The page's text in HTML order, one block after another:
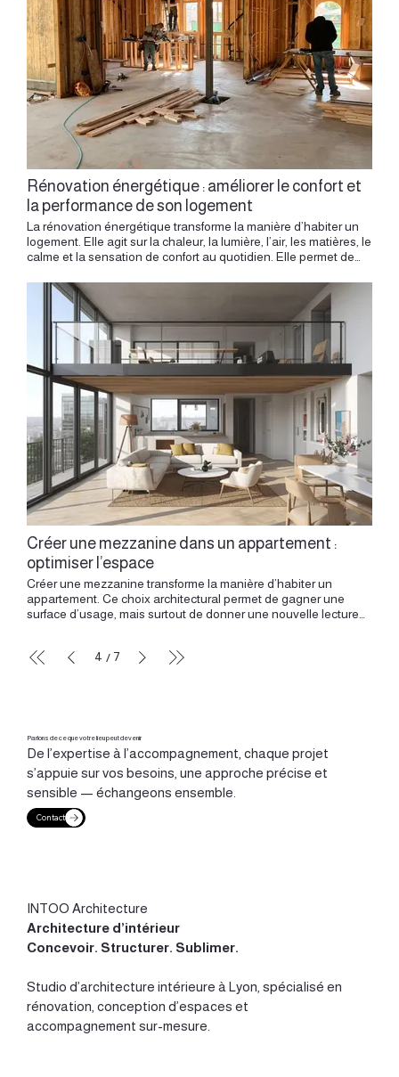
Rénovation énergétique : améliorer le confort et
la performance de son logement
La rénovation énergétique transforme la manière d’habiter un logement. Elle agit sur la chaleur, la lumière, l’air, les matières, le calme et la sensation de confort au quotidien. Elle permet de mieux vivre un appartement ou une maison, avec une attention plus fine portée aux usages, aux saisons et à la qualité des espaces. En architecture intérieure, cette démarche se pense bien avant les travaux. Il s’agit de comprendre le lieu, son orientation, ses faiblesses, ses qualités, ses matériaux, ses ouvertures et sa manière de réagir au froid, à la chaleur, à l’humidité ou au bruit. Un projet de rénovation énergétique réussi associe performance, confort et beauté d’usage. Penser le confort avant la technique La rénovation énergétique commence par une question simple : comment le logement se vit-il au quotidien ? Une rénovation énergétique bien pensée améliore le confort du logement tout en respectant les usages, les volumes et l’identité du lieu. Une pièce trop froide en hiver, un séjour qui surchauffe en été, une chambre mal ventilée, un sol inconfortable, une fenêtre qui laisse passer l’air, une lumière mal accompagnée ou un bruit trop présent influencent directement la qualité de vie. Avant de choisir une solution technique, il faut comprendre les sensations. L’architecte d’intérieur observe les usages et les ambiances. Il cherche à savoir où l’on passe du temps, quelles pièces manquent de douceur, quels espaces méritent plus de lumière, de calme ou de chaleur. Cette approche permet d’aborder la performance énergétique comme une composante du bien-être. Lire le logement dans son ensemble Chaque logement possède son propre comportement. Un appartement ancien à Lyon, un canut de la Croix-Rousse, un logement haussmannien, une maison familiale, un appartement sous toiture ou un bien récent en VEFA réagissent différemment aux saisons. L’orientation, l’épaisseur des murs, la taille des fenêtres, la hauteur sous plafond, la ventilation, le type de chauffage, les matériaux existants et la position dans l’immeuble jouent un rôle important. Un logement au dernier étage demande une attention particulière au confort d’été. Un rez-de-chaussée peut appeler un travail sur les sols et les parois froides. Un appartement traversant offre une belle capacité de ventilation naturelle. Un logement ancien peut révéler une inertie intéressante, à condition de l’accompagner avec justesse. La rénovation énergétique commence par cette lecture globale. Améliorer l’isolation avec justesse L’isolation constitue souvent un point central dans une rénovation énergétique. Elle permet d’améliorer le confort thermique, de stabiliser les températures et de mieux maîtriser les consommations. Dans un projet d’architecture intérieure, l’isolation se pense avec l’espace. Ajouter une isolation intérieure modifie l’épaisseur des murs, les proportions d’une pièce, les appuis de fenêtre, les plinthes, les prises, les radiateurs, les rangements et parfois le dessin du mobilier. Cette intervention doit donc être intégrée dans une vision complète. Un doublage peut devenir le support d’une bibliothèque. Une épaisseur créée peut accueillir une niche. Une paroi isolée peut être associée à une nouvelle ambiance. La technique devient alors une opportunité de composition. Préserver la qualité des volumes Rénover énergétiquement un logement implique parfois d’ajouter des couches, des équipements ou des éléments techniques. L’enjeu consiste à préserver la qualité spatiale. Dans un appartement ancien, les hauteurs, les moulures, les encadrements, les cheminées, les parquets et les menuiseries participent au caractère du lieu. L’intervention doit dialoguer avec ces éléments. Une isolation, une ventilation, un radiateur, un coffrage ou une reprise de menuiserie peuvent être pensés avec discrétion, précision et cohérence. Le projet gagne en qualité lorsque la performance s’intègre naturellement à l’architecture intérieure. L’espace conserve son élégance, tout en gagnant en confort. Le confort d’hiver Le confort d’hiver repose sur plusieurs sensations. La température de l’air compte, mais aussi celle des parois, des sols et des fenêtres. Une pièce peut sembler fraîche lorsque les murs rayonnent le froid ou lorsque les mouvements d’air créent une sensation désagréable. La rénovation énergétique permet d’agir sur ces phénomènes. Isoler les parois, améliorer les menuiseries, traiter les infiltrations d’air, adapter le chauffage et travailler les matières intérieures peuvent transformer la perception d’un logement. Un sol plus chaleureux, un rideau épais, un tapis, une paroi mieux isolée ou un chauffage mieux positionné participent au confort. L’architecture intérieure relie ces choix techniques à la sensation d’habiter. Le confort d’été Le confort d’été devient un sujet majeur dans les logements urbains. À Lyon, certains appartements peuvent accumuler la chaleur, notamment sous les toits, dans les pièces orientées ouest ou dans les logements très vitrés. La rénovation énergétique doit aussi répondre à cette réalité. La protection solaire, la ventilation naturelle, le choix des matières, l’inertie des parois, les occultations, les couleurs, les stores, les rideaux et la circulation de l’air jouent un rôle important. Un projet bien pensé cherche à garder de la fraîcheur. Il peut créer des traversées d’air, choisir des matières qui réagissent mieux à la chaleur, intégrer des protections solaires élégantes ou travailler les ambiances pour rendre l’été plus agréable. Le confort thermique se vit toute l’année. Ventiler pour mieux habiter Un logement performant doit aussi bien respirer. La ventilation influence la qualité de l’air, l’humidité, les odeurs, le confort et la durabilité des matériaux. Dans une rénovation intérieure, ce sujet mérite une place dès la conception. Cuisine, salle de bain, chambre, dressing, buanderie, logement ancien ou appartement très isolé : chaque espace demande une attention spécifique à l’air. La ventilation peut être intégrée avec soin. Une grille peut être choisie avec discrétion. Un passage d’air peut être pensé dans une porte. Une circulation plus fluide entre les pièces peut accompagner le fonctionnement du logement. Le confort vient aussi de cette respiration invisible. Les fenêtres et la lumière Les fenêtres jouent un rôle central dans la performance et dans l’ambiance. Elles apportent la lumière, cadrent les vues, influencent la chaleur, le bruit et la sensation d’ouverture. Améliorer les menuiseries peut apporter un gain important en confort. Dans un appartement ancien, ce choix demande une attention particulière au caractère architectural, aux proportions, aux matériaux, aux teintes et parfois aux contraintes de copropriété. La fenêtre appartient à la fois à la façade et à l’intérieur. Son remplacement ou son amélioration doit respecter cette double lecture. Le dessin des rideaux, des stores, des appuis, des embrasures et des meubles proches peut accompagner cette transformation avec élégance. Chauffage : trouver la bonne place Le chauffage doit être pensé comme un élément du projet. Radiateurs, plancher chauffant, sèche-serviettes, poêle, pompe à chaleur, chauffage existant ou nouveaux émetteurs influencent l’aménagement intérieur. Un radiateur mal placé peut gêner un meuble. Un sèche-serviettes peut structurer une salle de bain. Un appareil mural peut demander une intégration discrète. Un plancher chauffant peut modifier les choix de sol. L’architecte d’intérieur anticipe ces relations. Il cherche à préserver le confort thermique tout en gardant la cohérence des volumes, du mobilier et des usages. La performance devient alors compatible avec la qualité de l’espace. Les matières au service du confort Les matières participent fortement au ressenti thermique et sensoriel. Le bois apporte une chaleur visuelle et tactile. La laine, le lin, les textiles épais et les tapis améliorent la sensation d’enveloppement. Les enduits minéraux donnent de la profondeur. Le liège peut apporter une qualité acoustique et thermique intéressante. Les rideaux filtrent la lumière et adoucissent les variations. Le choix des matières permet d’améliorer le confort au-delà des seuls équipements. Il crée une relation plus douce avec le logement. Dans une rénovation énergétique, les matières doivent être belles, utiles, durables et adaptées aux usages quotidiens. La performance acoustique Le confort énergétique rejoint souvent le confort acoustique. Un logement mieux isolé, mieux équipé et mieux pensé peut aussi devenir plus calme. Les fenêtres, les doublages, les sols, les portes, les textiles, les bibliothèques et les meubles intégrés participent à cette qualité sonore. Dans un appartement lyonnais, le bruit peut venir de la rue, de la cour, des voisins, des circulations communes ou des équipements techniques. L’architecture intérieure permet de traiter ces sujets avec finesse. Un rideau épais, une tête de lit textile, un tapis, une bibliothèque ou une porte mieux adaptée peuvent transformer l’atmosphère d’une pièce. Le calme devient une dimension essentielle du bien-être. Rénovation énergétique et esthétique La performance peut devenir belle. Une rénovation énergétique réussie laisse une impression d’évidence. Les solutions techniques s’intègrent au lieu, les matières dialoguent avec les volumes, les détails restent soignés, les usages gagnent en confort. L’esthétique ne vient pas après la performance. Elle accompagne le projet dès le départ. Un doublage peut être dessiné. Un coffrage peut devenir une ligne architecturale. Une protection solaire peut participer à l’ambiance. Un meuble peut intégrer un équipement. Un choix de matière peut améliorer le confort et la perception de l’espace. Cette approche donne à la rénovation énergétique une vraie qualité architecturale. Hiérarchiser les interventions Tous les logements appellent des réponses différentes. Certaines situations demandent d’abord un travail sur les fenêtres. D’autres nécessitent une amélioration de l’is
Créer une mezzanine dans un appartement :
optimiser l’espace
Créer une mezzanine transforme la manière d’habiter un appartement. Ce choix architectural permet de gagner une surface d’usage, mais surtout de donner une nouvelle lecture au volume. La mezzanine crée un dialogue entre le bas et le haut, entre l’intime et l’ouvert, entre la structure et la lumière. Dans un appartement lyonnais, elle trouve souvent sa place dans des volumes généreux : anciens ateliers, appartements canuts, logements sous toiture, pièces avec grande hauteur sous plafond ou espaces atypiques. Bien pensée, elle devient une pièce supplémentaire, un refuge, un bureau suspendu, une chambre en hauteur ou un espace de rangement discret. Elle demande une conception précise, car elle engage la proportion, la circulation, la lumière, la structure et le confort quotidien. Penser la mezzanine comme un espace, pas comme une simple surface Une mezzanine réussie commence par une question simple : que doit apporter ce nouveau niveau à l’appartement ? Le gain de mètres carrés compte, mais l’enjeu principal réside dans la qualité de l’espace créé. Une mezzanine peut accueillir un couchage, un bureau, une bibliothèque, un espace de lecture, un coin enfant ou une zone de rangement. Chaque usage implique une hauteur, une lumière, une intimité et un accès spécifiques. Un espace de sommeil demande une atmosphère enveloppante. Un bureau en mezzanine a besoin de calme, de lumière et d’une posture confortable. Une bibliothèque suspendue peut devenir un élément graphique fort, visible depuis la pièce principale. La mezzanine devient alors une réponse sur mesure, dessinée pour une manière de vivre précise. Lire la hauteur disponible avec justesse La hauteur sous plafond guide la faisabilité et la qualité du projet. Avant de dessiner une mezzanine, il faut observer le volume dans son ensemble : hauteur totale, proportions de la pièce, position des fenêtres, pente éventuelle de toiture, poutres, structure existante, réseaux techniques. Dans un appartement canut à Lyon, la hauteur peut devenir une ressource précieuse. Elle permet de créer un niveau intermédiaire tout en conservant une vraie respiration dans la pièce principale. Cette verticalité donne une identité forte au lieu, à condition de respecter son équilibre. Une rénovation complète permet d’intégrer la mezzanine dans une réflexion globale sur les volumes, la lumière et les usages. La mezzanine doit s’inscrire dans le volume avec finesse. Trop massive, elle alourdit la pièce. Trop réduite, elle perd en confort. Le dessin juste se situe dans la proportion : une surface utile, une hauteur agréable, une relation fluide avec l’espace principal. Définir le bon usage avant de dessiner Chaque projet de mezzanine commence par une intention claire. Créer une chambre suspendue, installer un bureau, dégager le séjour, structurer un studio, ajouter du rangement ou offrir un espace indépendant : chaque objectif oriente la conception. Dans un petit appartement, la mezzanine libère le sol. Le séjour gagne en amplitude, la cuisine trouve une meilleure place, les rangements s’intègrent plus naturellement, la circulation devient plus fluide. Dans un appartement familial, elle peut créer un espace complémentaire, plus calme, plus intime, parfois dédié au travail ou à la lecture. Dans un logement destiné à la location, elle permet d’améliorer l’usage du lieu, avec une attention particulière au confort, à l’accès et à la sécurité. Le bon usage donne la bonne forme. Travailler la lumière entre deux niveaux La lumière joue un rôle essentiel dans la réussite d’une mezzanine. Créer un niveau supplémentaire modifie la manière dont la lumière circule dans la pièce. Il faut donc anticiper les zones d’ombre, les vues, les percées et les transparences. Un garde-corps ajouré, une structure fine, une trémie bien placée ou une paroi vitrée peuvent préserver la luminosité. La mezzanine peut aussi devenir un filtre. Elle cadre une vue, accompagne une fenêtre, souligne une hauteur, crée une zone plus intime au-dessus d’un espace vivant. Dans certains projets, la lumière artificielle prend le relais avec subtilité. Un éclairage intégré sous la mezzanine peut rendre le volume inférieur chaleureux. Une applique, un bandeau lumineux ou une suspension bien placée peuvent donner au niveau haut une ambiance douce et confortable. La mezzanine transforme alors la lumière en matière architecturale. Dessiner l’accès comme un élément du projet L’accès à la mezzanine mérite une attention particulière. Escalier droit, escalier compact, échelle de meunier, marches intégrées, mobilier escalier : chaque solution raconte une manière d’habiter. Un escalier peut devenir un meuble. Il peut intégrer des rangements, une bibliothèque, une penderie, des tiroirs ou des niches. Il peut aussi structurer l’espace en séparant discrètement une entrée, une cuisine ou un coin bureau. Dans un petit volume, l’accès doit rester fluide et élégant. La place occupée au sol, la pente, la largeur, la sécurité et le confort d’usage doivent être étudiés dès les premières esquisses. Un bel accès donne envie de monter. Il transforme la mezzanine en véritable pièce, reliée au reste de l’appartement par un geste architectural clair. Intégrer la structure avec élégance Une mezzanine repose sur une structure. Bois, métal, mixte, structure apparente ou intégrée : le choix dépend du lieu, de l’usage, des portées, du style recherché et des contraintes techniques. La structure peut se faire discrète pour laisser parler le volume. Elle peut aussi devenir un élément fort, assumé, graphique, presque sculptural. Dans un appartement ancien, le dialogue entre structure contemporaine et éléments existants peut créer une tension très intéressante. Un plancher bois, un mur en pierre, une poutre ancienne ou une grande fenêtre peuvent guider le dessin. La précision technique sert ici la qualité architecturale. Une mezzanine agréable à vivre doit être stable, confortable, silencieuse et bien proportionnée. Le dessin architectural et l’étude technique avancent ensemble. Créer une relation entre le haut et le bas Une mezzanine réussie ne se limite pas à son niveau supérieur. Elle transforme aussi l’espace situé en dessous. Sous la mezzanine, on peut installer une cuisine, une entrée, un dressing, une salle d’eau, un coin lecture, un bureau ou une zone de rangement. Cette partie basse doit garder une qualité d’usage. La hauteur, la lumière, les matières et l’éclairage donnent à cet espace une vraie présence. Il peut devenir enveloppant, fonctionnel, chaleureux, presque comme une alcôve. Le haut et le bas doivent dialoguer. Une mezzanine crée deux ambiances dans un même volume : un espace ouvert et un espace plus intime, une zone active et une zone de retrait, une hauteur généreuse et une échelle plus domestique. Cette dualité donne de la richesse au projet. Le garde-corps, détail visible et essentiel Le garde-corps joue un rôle à la fois sécurisant et esthétique. Il accompagne le regard, dessine la limite du niveau haut et participe fortement à l’identité de la mezzanine. Métal fin, bois, verre, claustra, câble, tôle perforée, barreaudage vertical ou dessin sur mesure : chaque option modifie la perception du volume. Un garde-corps transparent laisse circuler la lumière. Un garde-corps plus dessiné crée une présence graphique. Un claustra apporte de l’intimité tout en conservant une relation avec la pièce principale. Ce détail visible mérite une conception attentive. Il peut devenir la signature du projet. Une mezzanine pour révéler un appartement ancien À Lyon, de nombreux appartements possèdent des volumes capables d’accueillir une mezzanine. Les canuts de la Croix-Rousse en sont un exemple emblématique. Leur hauteur généreuse, leur histoire liée au travail de la soie et leur structure particulière offrent un terrain fertile pour une architecture intérieure inventive. Créer une mezzanine dans ce type de lieu permet de prolonger l’esprit du volume. La verticalité devient un atout. Le projet peut préserver l’âme de l’appartement tout en l’adaptant à des usages contemporains. Ce canut optimisé avec mezzanine à Lyon Croix-Rousse montre comment la hauteur peut devenir un véritable espace d’usage sans rompre le dialogue avec l’existant. Dans un logement ancien, la mezzanine doit dialoguer avec l’existant. Elle peut souligner une fenêtre haute, accompagner un mur texturé, révéler une poutre, cadrer une vue ou structurer une grande pièce. L’intervention devient alors une manière d’habiter la mémoire du lieu. Optimiser l’espace avec du mobilier sur mesure La mezzanine fonctionne souvent avec du mobilier intégré. Escalier-rangement, placards sous pente, bibliothèque en hauteur, bureau suspendu, tête de lit intégrée, niches, banquette, penderie dissimulée : le sur-mesure donne au projet sa précision. Chaque centimètre trouve une fonction. Le mobilier peut absorber les contraintes, accompagner les circulations et donner une lecture claire à l’ensemble. Dans un petit appartement, cette approche permet de gagner en confort sans multiplier les éléments. Dans un volume plus généreux, elle permet de créer une composition cohérente, où la mezzanine devient naturellement liée au reste de l’aménagement. Le sur-mesure donne à la mezzanine son caractère habité. Trouver l’équilibre entre intimité et ouverture Une mezzanine crée un espace à part, tout en restant connectée au reste de l’appartement. Cet équilibre demande de la finesse. Un couchage en hauteur peut bénéficier d’une ambiance intime grâce à un garde-corps partiellement plein, une bibliothèque, un rideau, un claustra ou un jeu de matières. Un bureau peut rester ouvert sur la pièce principale tout en étant légèrement en retrait. Un espace de lecture peut jouer sur une atmosphère plus douce, avec une lumière basse, des matières chaleureuses et une relation cadrée avec le séjour. L’intimité se dessine par la hauteur, la lumière, la matière et la vue. La mezzanine devient un lieu suspendu, à la fois proche et séparé. Anticiper le co
4 / 7
Parlons de ce que votre lieu peut devenir
De l’expertise à l’accompagnement, chaque projet
s’appuie sur vos besoins, une approche précise et
sensible — échangeons ensemble.
Contact
INTOO Architecture
Architecture d’intérieur
Concevoir. Structurer. Sublimer.
Studio d’architecture intérieure à Lyon , spécialisé en
rénovation, conception d’espaces et
accompagnement sur-mesure.